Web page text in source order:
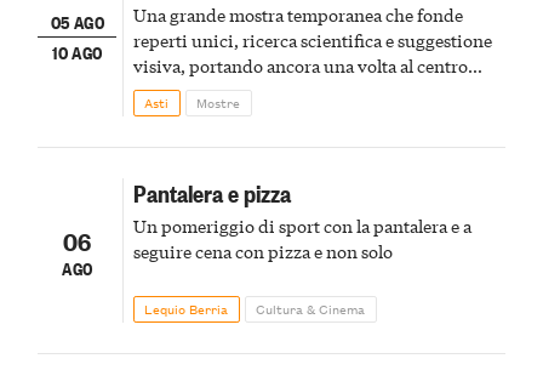
05 AGO
10 AGO
Una grande mostra temporanea che fonde
reperti unici, ricerca scientifica e suggestione
visiva, portando ancora una volta al centro
della scena le meraviglie del passato astigiano
Asti Mostre
06
AGO
Pantalera e pizza
Un pomeriggio di sport con la pantalera e a
seguire cena con pizza e non solo
Lequio Berria Cultura & Cinema